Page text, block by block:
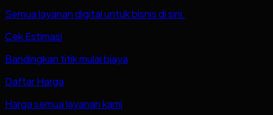
Semua layanan digital untuk bisnis di sini.
Cek Estimasi
Bandingkan titik mulai biaya
Daftar Harga
Harga semua layanan kami